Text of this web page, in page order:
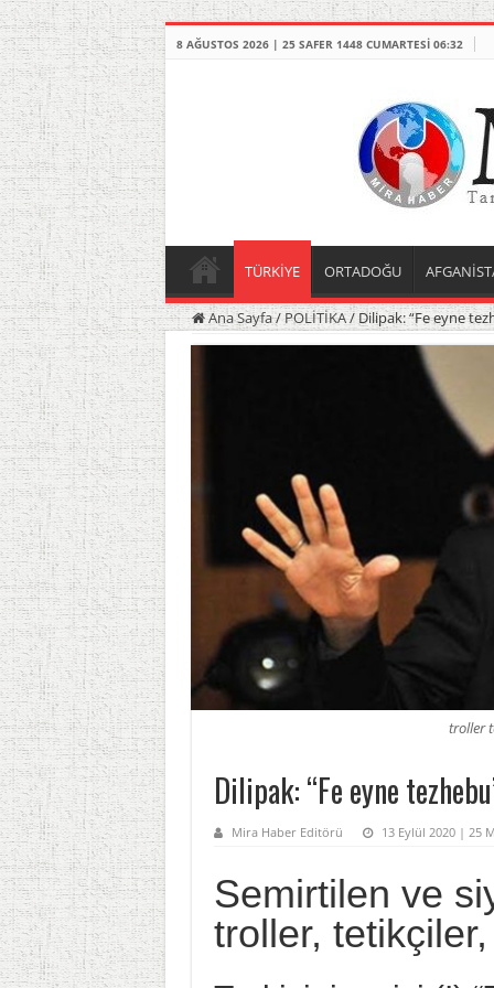
8 AĞUSTOS 2026 | 25 SAFER 1448 CUMARTESI 06:32
TÜRKİYE ORTADOĞU
Ana Sayfa/POLİTİKA/Dilipak: “Fe eyne
troller
Dilipak: “Fe eyne
Mira Haber Editörü 13 Eylül 2020 | 25
Semirtilen ve
troller,